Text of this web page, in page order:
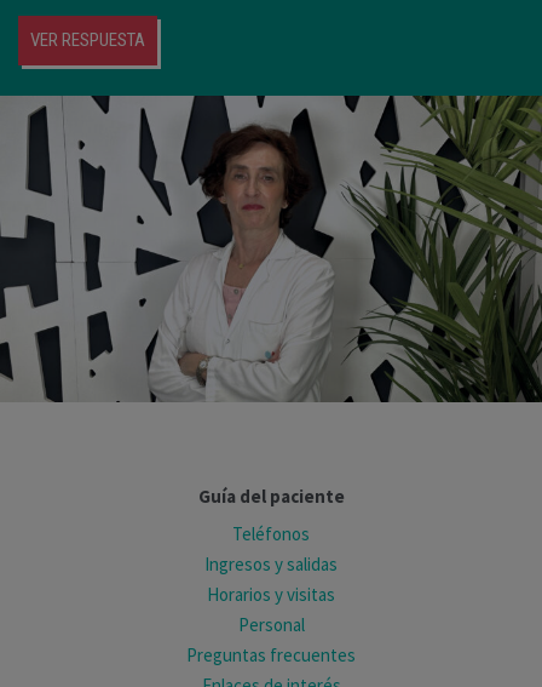
VER RESPUESTA
Guía del paciente
Teléfonos
Ingresos y salidas
Horarios y visitas
Personal
Preguntas frecuentes